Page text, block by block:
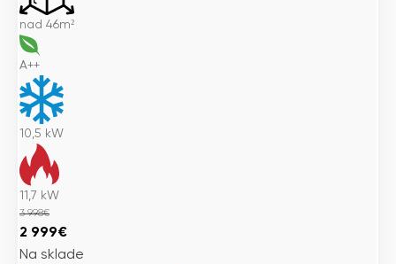
nad 46m²
A++
10,5 kW
11,7 kW
3 998€
Pôvodná
cena
2 999€Aktuálna
cena
Na sklade